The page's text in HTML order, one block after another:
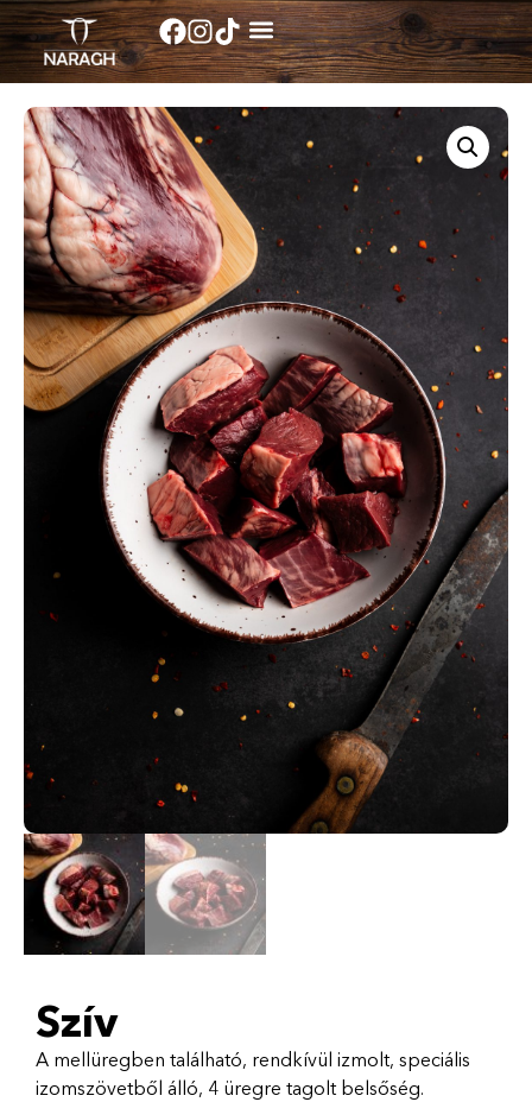
Szív
A mellüregben található, rendkívül izmolt, speciális
izomszövetből álló, 4 üregre tagolt belsőség.